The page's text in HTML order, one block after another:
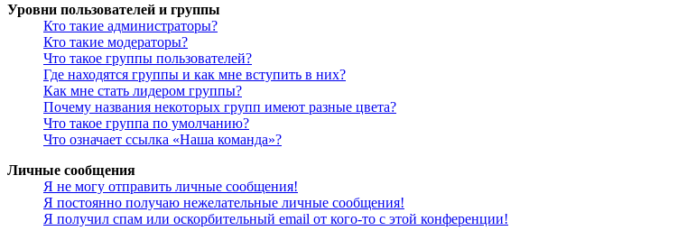
Уровни пользователей и группы
Кто такие администраторы?
Кто такие модераторы?
Что такое группы пользователей?
Где находятся группы и как мне вступить в них?
Как мне стать лидером группы?
Почему названия некоторых групп имеют разные цвета?
Что такое группа по умолчанию?
Что означает ссылка «Наша команда»?
Личные сообщения
Я не могу отправить личные сообщения!
Я постоянно получаю нежелательные личные сообщения!
Я получил спам или оскорбительный email от кого-то с этой конференции!